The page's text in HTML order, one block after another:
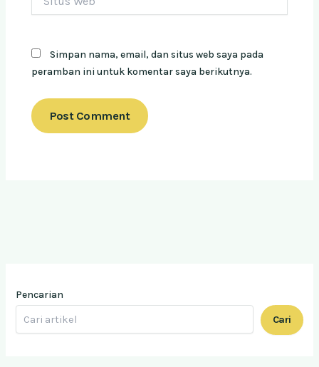
Web
Simpan nama, email, dan situs web saya pada
peramban ini untuk komentar saya berikutnya.
Pencarian
Cari